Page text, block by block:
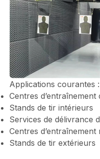
Applications courantes :
Centres d’entraînement
Stands de tir intérieurs
Services de délivrance
Centres d’entraînement
Stands de tir extérieurs